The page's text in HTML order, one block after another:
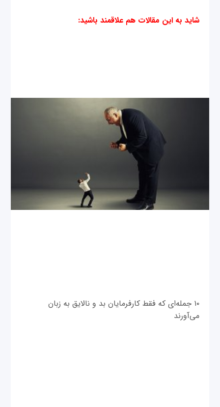
شاید به این مقالات هم علاقمند باشید:
۱۰ جمله‌ای که فقط کارفرمایان بد و نالایق به زبان
می‌آورند